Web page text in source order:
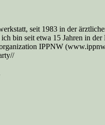
seit 1983 in der
bin seit etwa 15 Jahren in
IPPNW